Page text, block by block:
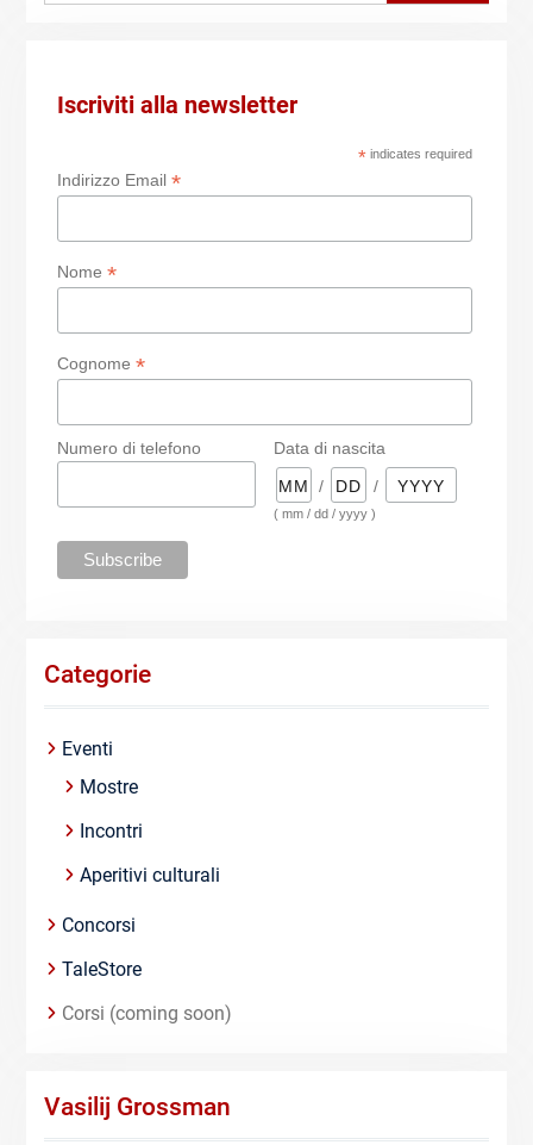
Iscriviti alla newsletter
*indicates required
Indirizzo Email *
Nome *
Cognome *
Numero di telefono
Data di nascita
/
/
( mm / dd / yyyy )
Categorie
Eventi
Mostre
Incontri
Aperitivi culturali
Concorsi
TaleStore
Corsi (coming soon)
Vasilij Grossman